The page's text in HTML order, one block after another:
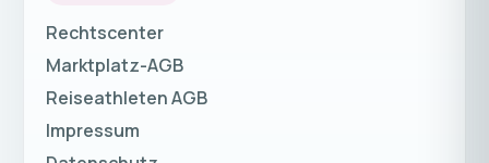
Rechtscenter
Marktplatz-AGB
Reiseathleten AGB
Impressum